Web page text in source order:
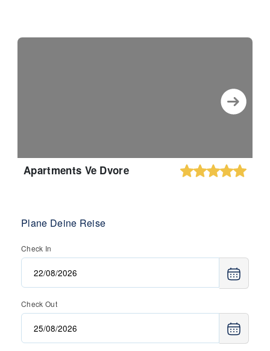
Apartments Ve Dvore
Plane Deine Reise
Check In
Check Out